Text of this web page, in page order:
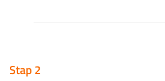
Stap 2